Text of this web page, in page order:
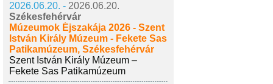
2026.06.20. - 2026.06.20.
Székesfehérvár
Múzeumok Éjszakája 2026 - Szent
István Király Múzeum - Fekete Sas
Patikamúzeum, Székesfehérvár
Szent István Király Múzeum –
Fekete Sas Patikamúzeum